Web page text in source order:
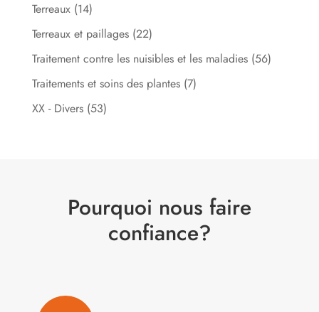
Terreaux (14)
Terreaux et paillages (22)
Traitement contre les nuisibles et les maladies (56)
Traitements et soins des plantes (7)
XX - Divers (53)
Pourquoi nous faire
confiance?